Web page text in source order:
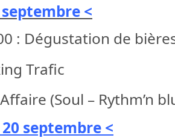
<
: Dégustation de
Trafic
(Soul – Rythm’n
septembre <